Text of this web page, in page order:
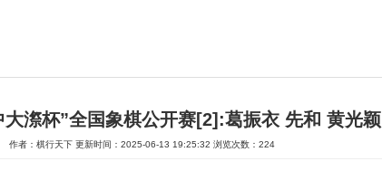
大漈杯”全国象棋公开赛[2]:葛振衣 先和 黄光颖
作者：棋行天下 更新时间：2025-06-13 19:25:32 浏览次数：224